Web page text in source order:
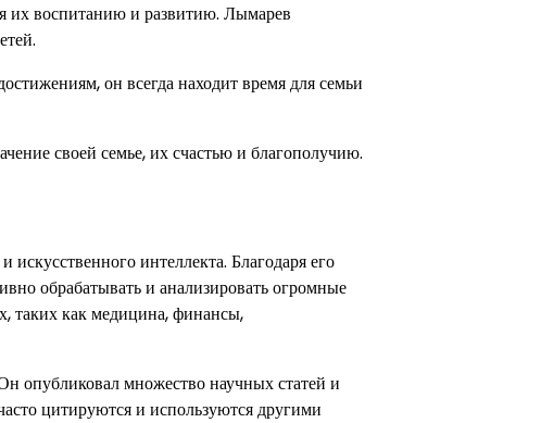
их воспитанию и развитию. Лымарев
он всегда находит время для семьи
своей семье, их счастью и благополучию.
интеллекта. Благодаря его
обрабатывать и анализировать огромные
таких как медицина, финансы,
опубликовал множество научных статей и
цитируются и используются другими